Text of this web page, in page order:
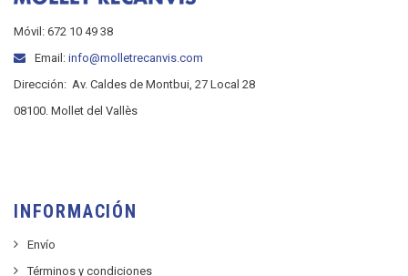
Móvil: 672 10 49 38
Email: info@molletrecanvis.com
Dirección: Av. Caldes de Montbui, 27 Local 28
08100. Mollet del Vallès
INFORMACIÓN
Envío
Términos y condiciones